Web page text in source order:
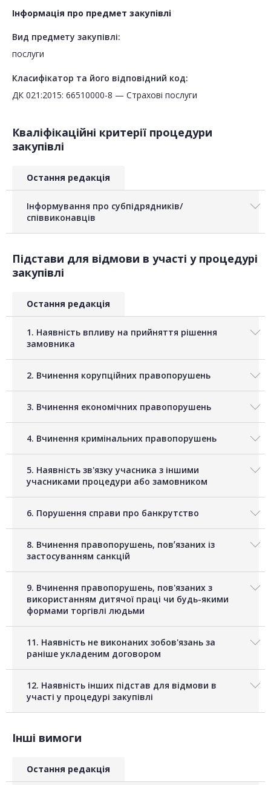
Інформація про предмет закупівлі
Вид предмету закупівлі:
послуги
Класифікатор та його відповідний код:
ДК 021:2015: 66510000-8 — Страхові послуги
Кваліфікаційні критерії процедури
закупівлі
Остання редакція
Інформування про субпідрядників/
співвиконавців
Підстави для відмови в участі у процедурі
закупівлі
Остання редакція
1. Наявність впливу на прийняття рішення
замовника
2. Вчинення корупційних правопорушень
3. Вчинення економічних правопорушень
4. Вчинення кримінальних правопорушень
5. Наявність зв'язку учасника з іншими
учасниками процедури або замовником
6. Порушення справи про банкрутство
8. Вчинення правопорушень, повʼязаних із
застосуванням санкцій
9. Вчинення правопорушень, пов'язаних з
використанням дитячої праці чи будь-якими
формами торгівлі людьми
11. Наявність не виконаних зобов'язань за
раніше укладеним договором
12. Наявність інших підстав для відмови в
участі у процедурі закупівлі
Інші вимоги
Остання редакція